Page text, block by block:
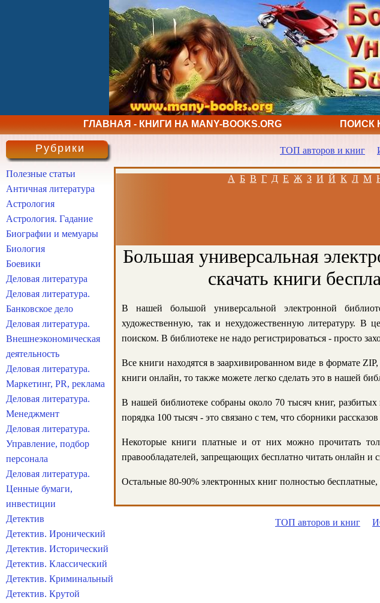
ГЛАВНАЯ - КНИГИ НА MANY-BOOKS.ORG ПОИСК
ТОП авторов и книг
А Б В Г Д Е Ж З И Й К Л М
Большая универсальная
скачать книги
В нашей большой универсальной электронной
художественную, так и нехудожественную литературу. В
поиском. В библиотеке не надо регистрироваться - просто
Все книги находятся в заархивированном виде в формате
книги онлайн, то также можете легко сделать это в нашей
В нашей библиотеке собраны около 70 тысяч книг,
порядка 100 тысяч - это связано с тем, что сборники
Некоторые книги платные и от них можно прочитать
правообладателей, запрещающих бесплатно читать онлайн и
Остальные 80-90% электронных книг полностью
ТОП авторов и книг
Рубрики
Полезные статьи
Античная литература
Астрология
Астрология. Гадание
Биографии и мемуары
Биология
Боевики
Деловая литература
Деловая литература.
Банковское дело
Деловая литература.
Внешнеэкономическая
деятельность
Деловая литература.
Маркетинг, PR, реклама
Деловая литература.
Менеджмент
Деловая литература.
Управление, подбор
персонала
Деловая литература.
Ценные бумаги,
инвестиции
Детектив
Детектив. Иронический
Детектив. Исторический
Детектив. Классический
Детектив. Криминальный
Детектив. Крутой